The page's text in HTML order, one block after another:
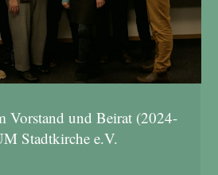
Vorstand und Beirat (2024-
Stadtkirche e.V.